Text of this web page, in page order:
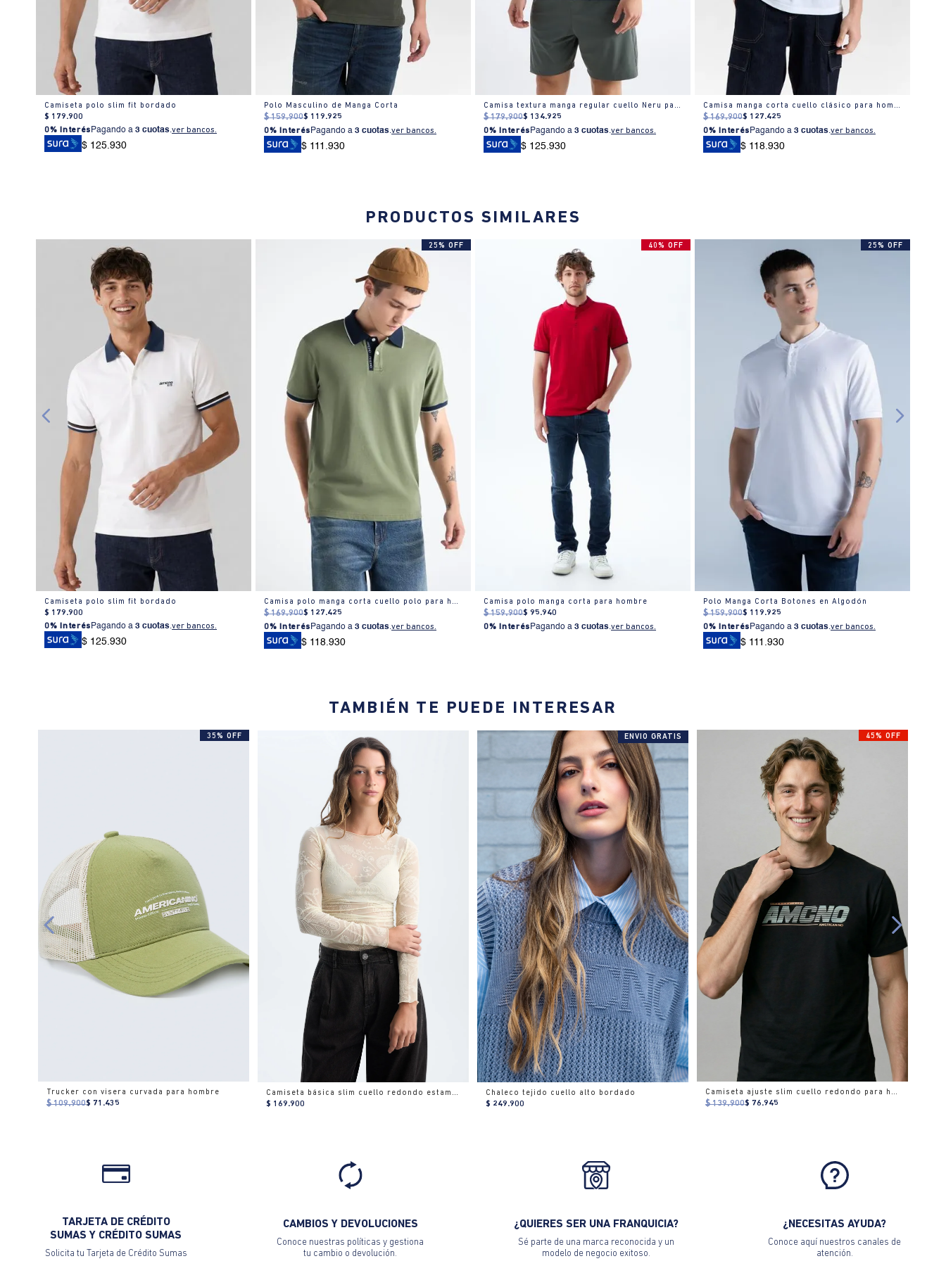
Camiseta polo slim fit bordado
$ 179.900
0% Interés Pagando a3 cuotas.ver bancos.
$ 125.930
Polo Masculino de Manga Corta
$ 159.900$ 119.925
0% Interés Pagando a3 cuotas.ver bancos.
$ 111.930
Camisa textura manga regular cuello Neru para hombre
$ 179.900$ 134.925
0% Interés Pagando a3 cuotas.ver bancos.
$ 125.930
Camisa manga corta cuello clásico para hombre
$ 169.900$ 127.425
0% Interés Pagando a3 cuotas.ver bancos.
$ 118.930
PRODUCTOS SIMILARES
Camiseta polo slim fit bordado
$ 179.900
0% Interés Pagando a3 cuotas.ver bancos.
$ 125.930
25% OFF
Camisa polo manga corta cuello polo para hombre
$ 169.900$ 127.425
0% Interés Pagando a3 cuotas.ver bancos.
$ 118.930
40% OFF
Camisa polo manga corta para hombre
$ 159.900$ 95.940
0% Interés Pagando a3 cuotas.ver bancos.
25% OFF
Polo Manga Corta Botones en Algodón
$ 159.900$ 119.925
0% Interés Pagando a3 cuotas.ver bancos.
$ 111.930
TAMBIÉN TE PUEDE INTERESAR
35% OFF
Trucker con visera curvada para hombre
$ 109.900$ 71.435
Camiseta básica slim cuello redondo estampada
$ 169.900
ENVIO GRATIS
Chaleco tejido cuello alto bordado
$ 249.900
45% OFF
Camiseta ajuste slim cuello redondo para hombre
$ 139.900$ 76.945
TARJETA DE CRÉDITO
SUMAS Y CRÉDITO SUMAS
Solicita tu Tarjeta de Crédito Sumas
CAMBIOS Y DEVOLUCIONES
Conoce nuestras políticas y gestiona
tu cambio o devolución.
¿QUIERES SER UNA FRANQUICIA?
Sé parte de una marca reconocida y un
modelo de negocio exitoso.
¿NECESITAS AYUDA?
Conoce aquí nuestros canales de
atención.